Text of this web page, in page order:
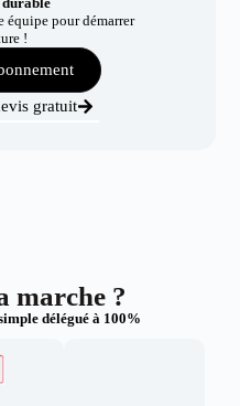
équipe pour démarrer
!
gratuit
marche ?
délégué à 100%